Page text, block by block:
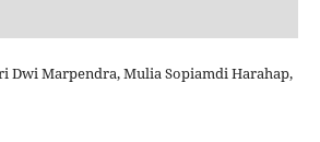
Dwi Marpendra, Mulia Sopiamdi Harahap,